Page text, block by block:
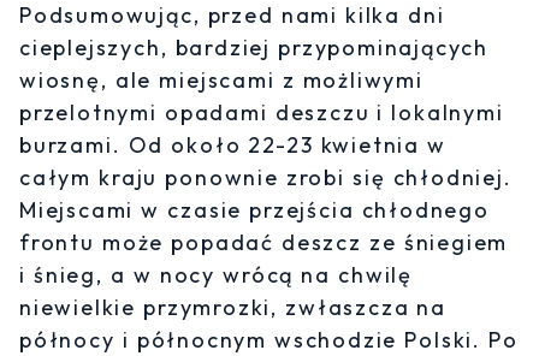
Podsumowując, przed nami kilka dni
cieplejszych, bardziej przypominających
wiosnę, ale miejscami z możliwymi
przelotnymi opadami deszczu i lokalnymi
burzami. Od około 22-23 kwietnia w
całym kraju ponownie zrobi się chłodniej.
Miejscami w czasie przejścia chłodnego
frontu może popadać deszcz ze śniegiem
i śnieg, a w nocy wrócą na chwilę
niewielkie przymrozki, zwłaszcza na
północy i północnym wschodzie Polski. Po